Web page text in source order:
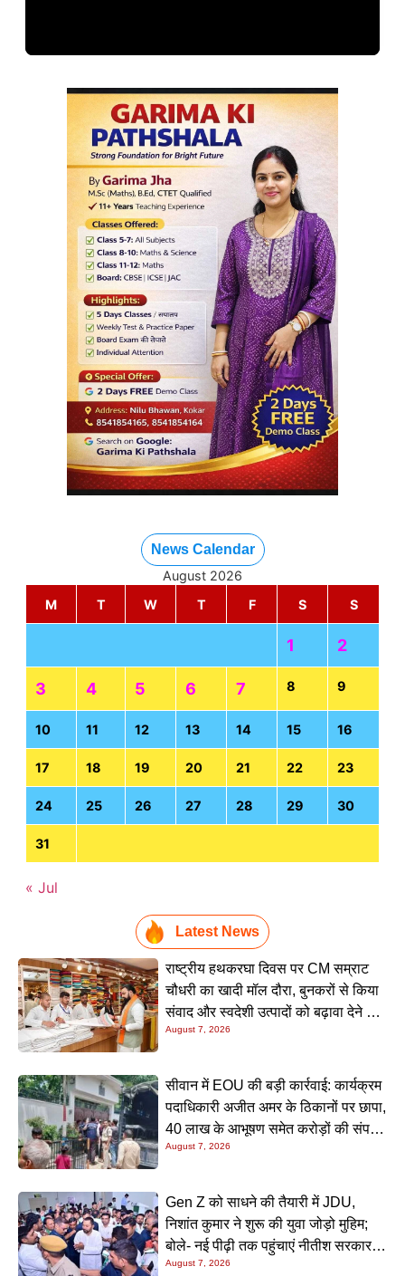
News Calendar
August 2026
M
T W T F S S
1 2
3 4 5 6 7 8 9
10 11 12 13 14 15 16
17 18 19 20 21 22 23
24 25 26 27 28 29 30
31
« Jul
Latest News
राष्ट्रीय हथकरघा दिवस पर CM सम्राट
चौधरी का खादी मॉल दौरा, बुनकरों से किया
संवाद और स्वदेशी उत्पादों को बढ़ावा देने की
अपील
August 7, 2026
सीवान में EOU की बड़ी कार्रवाई: कार्यक्रम
पदाधिकारी अजीत अमर के ठिकानों पर छापा,
40 लाख के आभूषण समेत करोड़ों की संपत्ति
की जांच शुरू
August 7, 2026
Gen Z को साधने की तैयारी में JDU,
निशांत कुमार ने शुरू की युवा जोड़ो मुहिम;
बोले- नई पीढ़ी तक पहुंचाएं नीतीश सरकार के
20 सालों के काम
August 7, 2026